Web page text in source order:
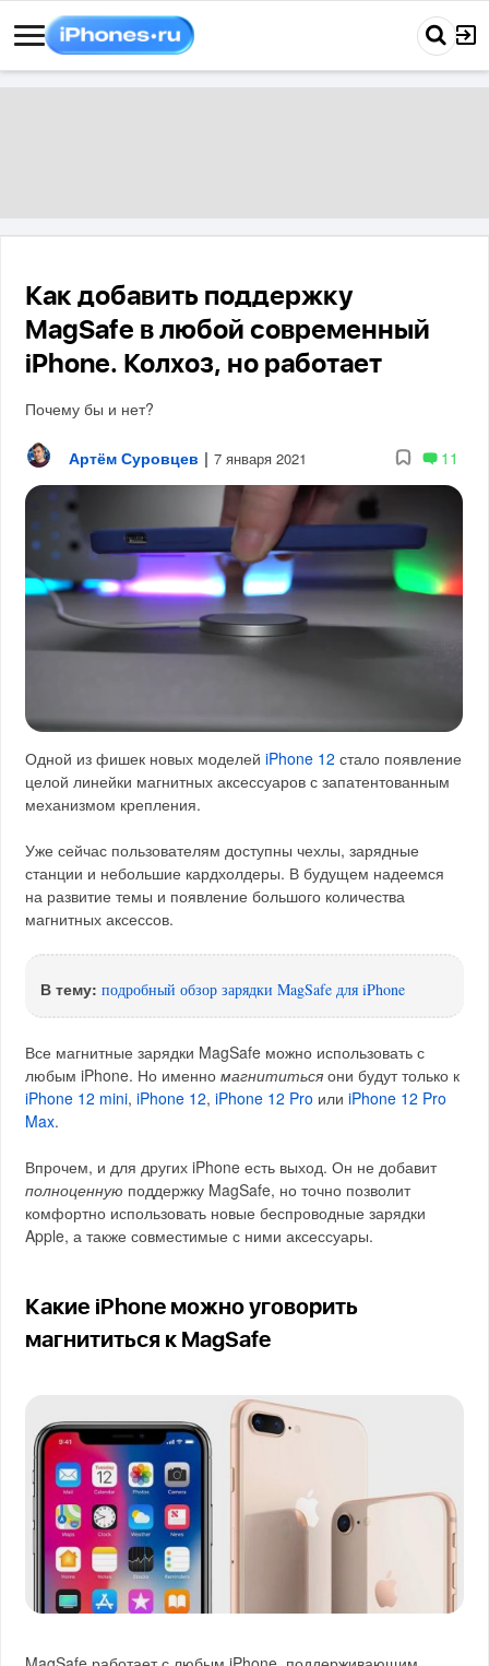
Как добавить поддержку
MagSafe в любой современный
iPhone. Колхоз, но работает
Почему бы и нет?
Артём Суровцев | 7 января 2021 11
Одной из фишек новых моделейiPhone 12 стало появление
целой линейки магнитных аксессуаров с запатентованным
механизмом крепления.
Уже сейчас пользователям доступны чехлы, зарядные
станции и небольшие кардхолдеры. В будущем надеемся
на развитие темы и появление большого количества
магнитных аксессов.
В тему: подробный обзор зарядки MagSafe для iPhone
Все магнитные зарядки MagSafe можно использовать с
любым iPhone. Но именномагнититьсяони будут только к
iPhone 12 mini,iPhone 12,iPhone 12 Pro илиiPhone 12 Pro
Max.
Впрочем, и для других iPhone есть выход. Он не добавит
полноценную поддержку MagSafe, но точно позволит
комфортно использовать новые беспроводные зарядки
Apple, а также совместимые с ними аксессуары.
Какие iPhone можно уговорить
магнититься к MagSafe